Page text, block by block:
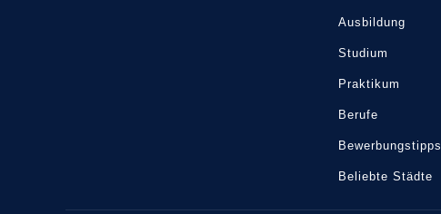
Ausbildung
Studium
Praktikum
Berufe
Bewerbungstipps
Beliebte Städte